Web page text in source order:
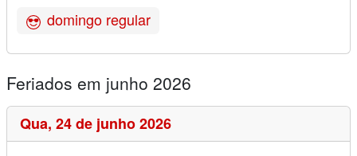
domingo regular
Feriados em junho 2026
Qua, 24 de junho 2026